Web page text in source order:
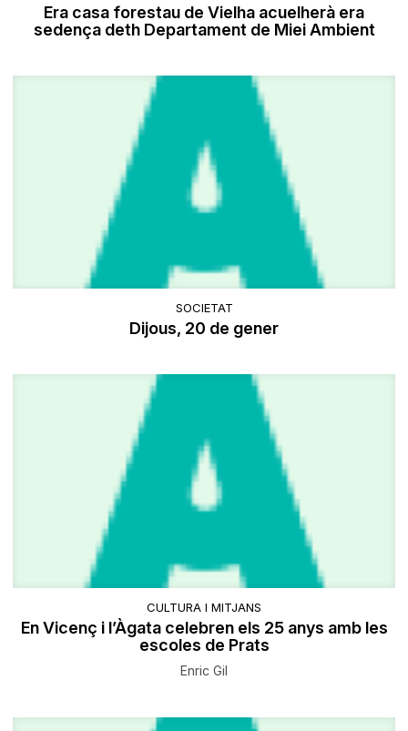
Era casa forestau de Vielha acuelherà era
sedença deth Departament de Miei Ambient
SOCIETAT
Dijous, 20 de gener
CULTURA I MITJANS
En Vicenç i l’Àgata celebren els 25 anys amb les
escoles de Prats
Enric Gil